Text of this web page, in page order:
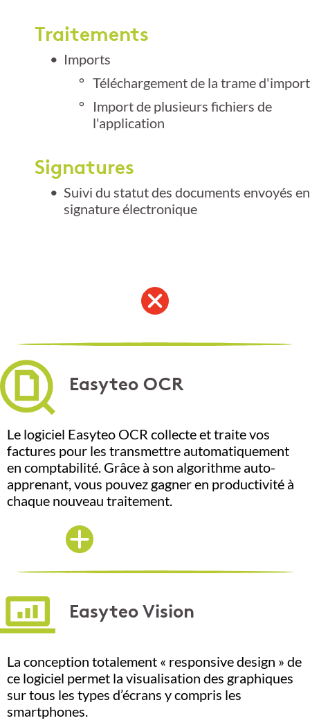
Traitements
Imports
Téléchargement de la trame d'import
Import de plusieurs fichiers de
l'application
Signatures
Suivi du statut des documents envoyés en
signature électronique
Easyteo OCR
Le logiciel Easyteo OCR collecte et traite vos
factures pour les transmettre automatiquement
en comptabilité. Grâce à son algorithme auto-
apprenant, vous pouvez gagner en productivité à
chaque nouveau traitement.
Easyteo Vision
La conception totalement « responsive design » de
ce logiciel permet la visualisation des graphiques
sur tous les types d’écrans y compris les
smartphones.